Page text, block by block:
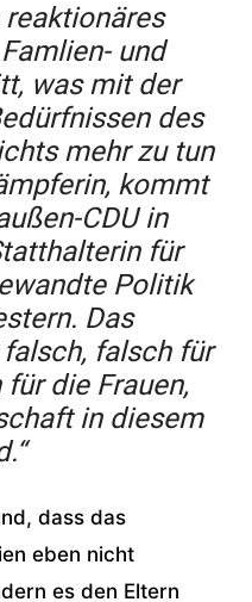
und
was mit der
des
mehr zu tun
kommt
CDU in
für
Politik
Das
falsch für
die Frauen,
in diesem
dass das
eben nicht
es den Eltern